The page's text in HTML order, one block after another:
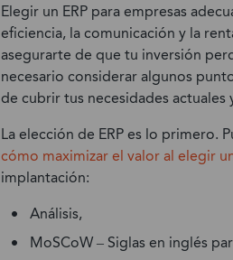
Energía
Elegir un ERP para empresas
eficiencia, la comunicación y la
asegurarte de que tu inversión
necesario considerar algunos
de cubrir tus necesidades actuales
La elección de ERP es lo primero.
cómo maximizar el valor al elegir
implantación:
Análisis,
MoSCoW – Siglas en inglés